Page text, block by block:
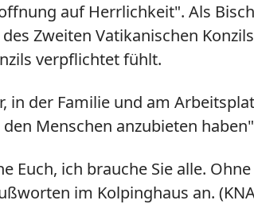
auf Herrlichkeit". Als
Zweiten Vatikanischen
verpflichtet fühlt.
der Familie und am
Menschen anzubieten
ich brauche Sie alle.
im Kolpinghaus an.